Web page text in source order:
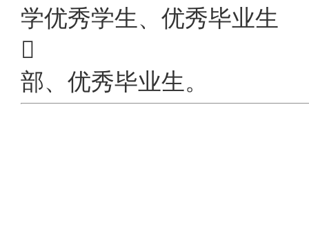
学优秀学生、优秀毕业生
 2012年中央
部、优秀毕业生。